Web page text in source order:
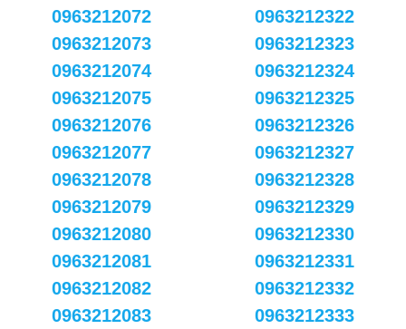
0963212072
0963212073
0963212074
0963212075
0963212076
0963212077
0963212078
0963212079
0963212080
0963212081
0963212082
0963212083
0963212322
0963212323
0963212324
0963212325
0963212326
0963212327
0963212328
0963212329
0963212330
0963212331
0963212332
0963212333